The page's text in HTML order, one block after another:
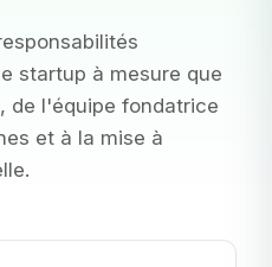
startup à mesure que
de l'équipe fondatrice
et à la mise à